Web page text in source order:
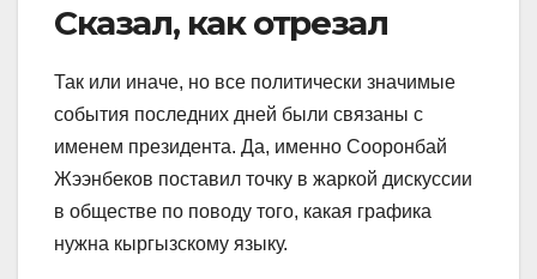
Сказал, как отрезал
Так или иначе, но все политически значимые
события последних дней были связаны с
именем президента. Да, именно Сооронбай
Жээнбеков поставил точку в жаркой дискуссии
в обществе по поводу того, какая графика
нужна кыргызскому языку.